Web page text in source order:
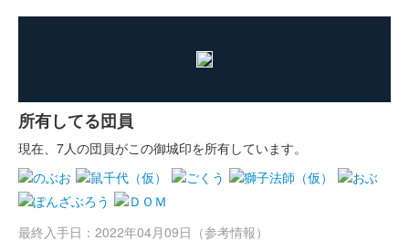
所有してる団員
現在、7人の団員がこの御城印を所有しています。
最終入手日：2022年04月09日（参考情報）